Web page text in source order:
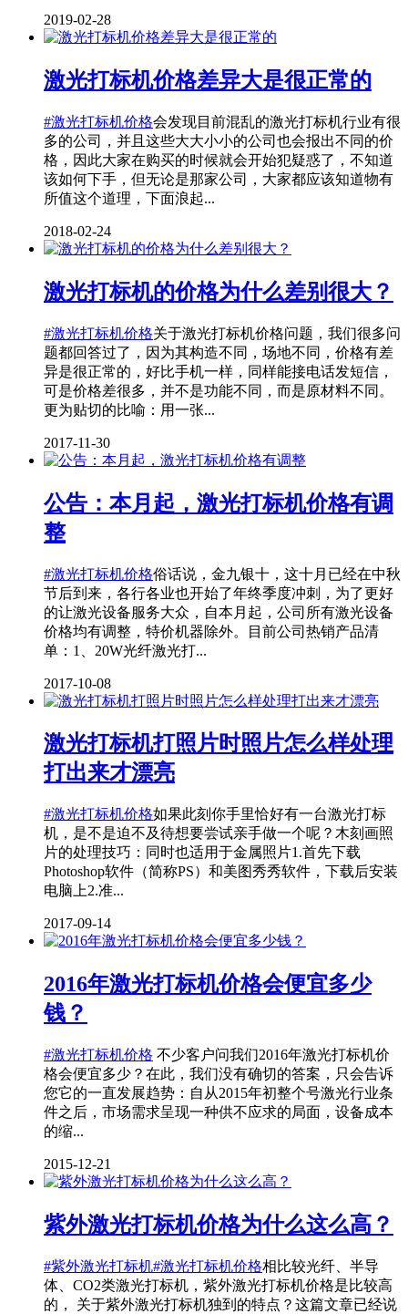
2019-02-28
激光打标机价格差异大是很正常的
#激光打标机价格会发现目前混乱的激光打标机行业有很
多的公司，并且这些大大小小的公司也会报出不同的价
格，因此大家在购买的时候就会开始犯疑惑了，不知道
该如何下手，但无论是那家公司，大家都应该知道物有
所值这个道理，下面浪起...
2018-02-24
激光打标机的价格为什么差别很大？
#激光打标机价格关于激光打标机价格问题，我们很多问
题都回答过了，因为其构造不同，场地不同，价格有差
异是很正常的，好比手机一样，同样能接电话发短信，
可是价格差很多，并不是功能不同，而是原材料不同。
更为贴切的比喻：用一张...
2017-11-30
公告：本月起，激光打标机价格有调
整
#激光打标机价格俗话说，金九银十，这十月已经在中秋
节后到来，各行各业也开始了年终季度冲刺，为了更好
的让激光设备服务大众，自本月起，公司所有激光设备
价格均有调整，特价机器除外。目前公司热销产品清
单：1、20W光纤激光打...
2017-10-08
激光打标机打照片时照片怎么样处理
打出来才漂亮
#激光打标机价格如果此刻你手里恰好有一台激光打标
机，是不是迫不及待想要尝试亲手做一个呢？木刻画照
片的处理技巧：同时也适用于金属照片1.首先下载
Photoshop软件（简称PS）和美图秀秀软件，下载后安装
电脑上2.准...
2017-09-14
2016年激光打标机价格会便宜多少
钱？
#激光打标机价格 不少客户问我们2016年激光打标机价
格会便宜多少？在此，我们没有确切的答案，只会告诉
您它的一直发展趋势：自从2015年初整个号激光行业条
件之后，市场需求呈现一种供不应求的局面，设备成本
的缩...
2015-12-21
紫外激光打标机价格为什么这么高？
#紫外激光打标机#激光打标机价格相比较光纤、半导
体、CO2类激光打标机，紫外激光打标机价格是比较高
的， 关于紫外激光打标机独到的特点？这篇文章已经说